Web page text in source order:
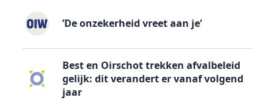
’De onzekerheid vreet aan je’
Best en Oirschot trekken afvalbeleid
gelijk: dit verandert er vanaf volgend
jaar